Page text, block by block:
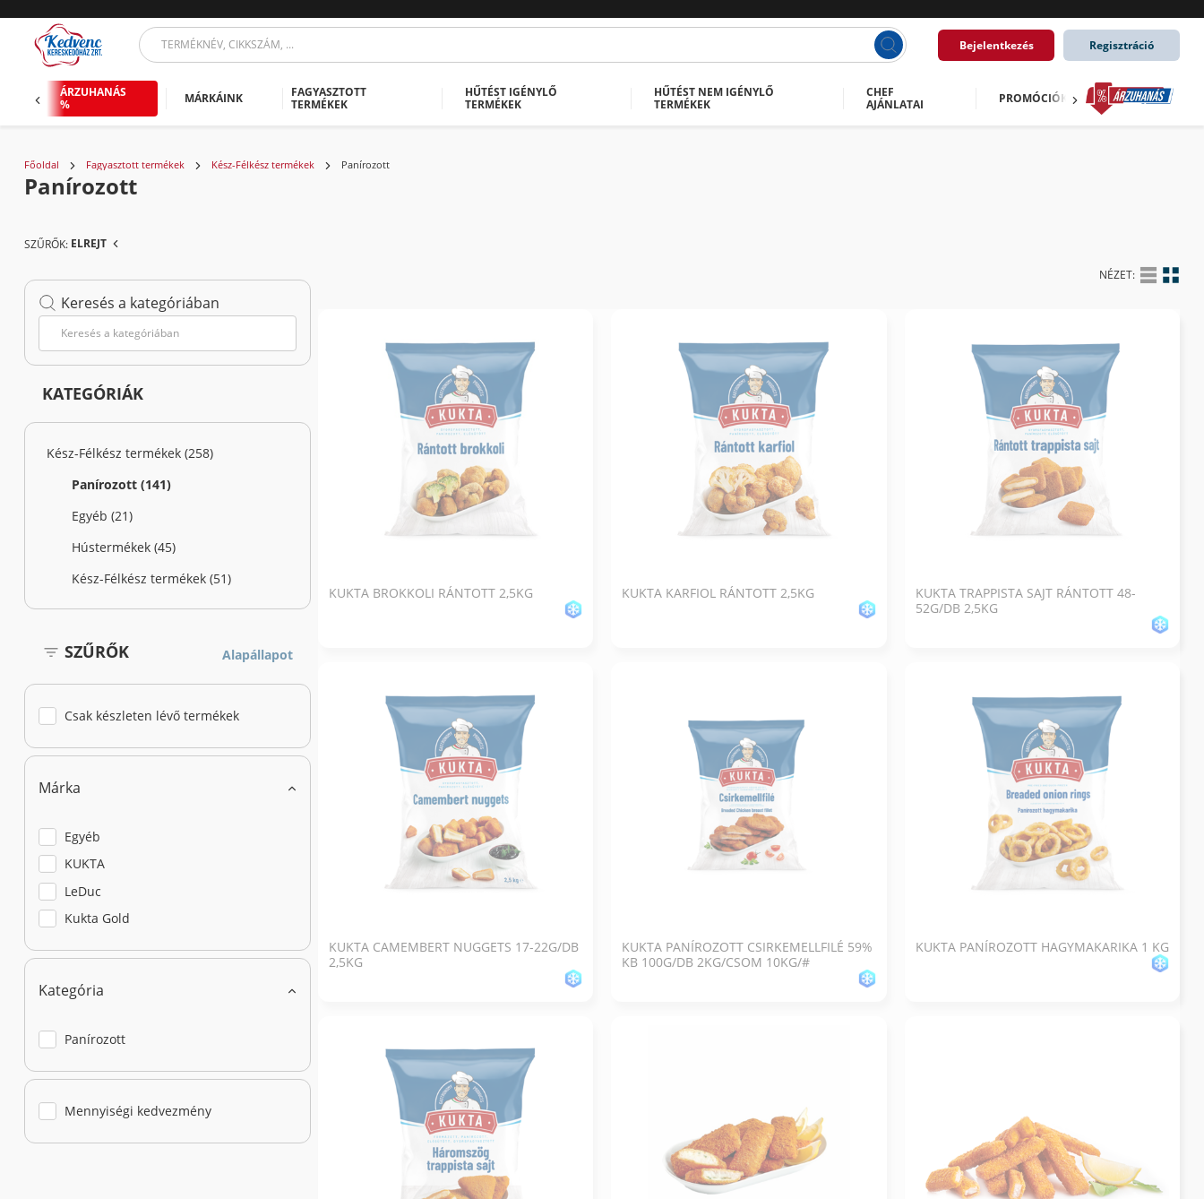
Bejelentkezés Regisztráció
ÁRZUHANÁS
%
MÁRKÁINK
FAGYASZTOTT
TERMÉKEK
HŰTÉST IGÉNYLŐ
TERMÉKEK
HŰTÉST NEM IGÉNYLŐ
TERMÉKEK
CHEF
AJÁNLATAI
PROMÓCIÓK
Főoldal Fagyasztott termékek Kész-Félkész termékek Panírozott
Panírozott
SZŰRŐK: ELREJT
Keresés a kategóriában
KATEGÓRIÁK
Kész-Félkész termékek (258)
Panírozott (141)
Egyéb (21)
Hústermékek (45)
Kész-Félkész termékek (51)
SZŰRŐK Alapállapot
Csak készleten lévő termékek
Márka
Egyéb
KUKTA
LeDuc
Kukta Gold
Kategória
Panírozott
Mennyiségi kedvezmény
NÉZET:
KUKTA BROKKOLI RÁNTOTT 2,5KG KUKTA KARFIOL RÁNTOTT 2,5KG
KUKTA TRAPPISTA SAJT RÁNTOTT 48-
52G/DB 2,5KG
KUKTA CAMEMBERT NUGGETS 17-22G/DB
2,5KG
KUKTA PANÍROZOTT CSIRKEMELLFILÉ 59%
KB 100G/DB 2KG/CSOM 10KG/#
KUKTA PANÍROZOTT HAGYMAKARIKA 1 KG